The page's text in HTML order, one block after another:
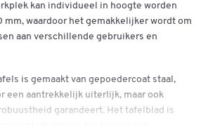
kan individueel in hoogte worden
waardoor het gemakkelijker wordt om
aan verschillende gebruikers en
is gemaakt van gepoedercoat staal,
een aantrekkelijk uiterlijk, maar ook
garandeert. Het tafelblad is